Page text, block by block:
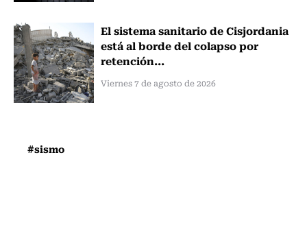
El sistema sanitario de Cisjordania
está al borde del colapso por
retención...
Viernes 7 de agosto de 2026
#sismo